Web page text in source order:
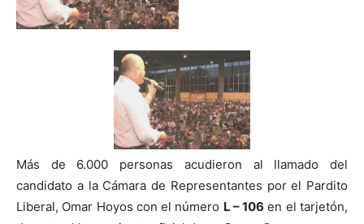
Más de 6.000 personas acudieron al llamado del
candidato a la Cámara de Representantes por el Pardito
Liberal, Omar Hoyos con el número L – 106 en el tarjetón,